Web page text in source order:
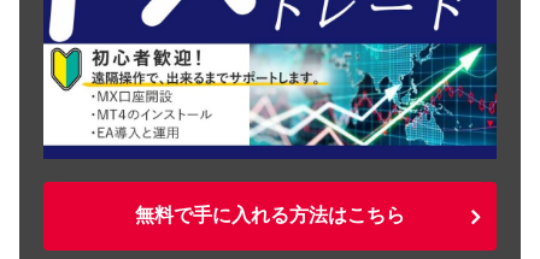
無料で手に入れる方法はこちら